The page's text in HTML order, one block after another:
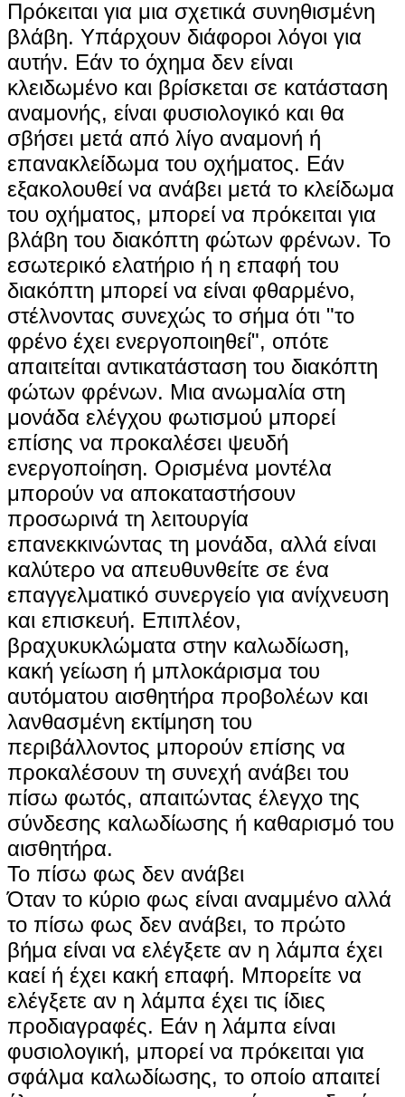
Πρόκειται για μια σχετικά συνηθισμένη
βλάβη. Υπάρχουν διάφοροι λόγοι για
αυτήν. Εάν το όχημα δεν είναι
κλειδωμένο και βρίσκεται σε κατάσταση
αναμονής, είναι φυσιολογικό και θα
σβήσει μετά από λίγο αναμονή ή
επανακλείδωμα του οχήματος. Εάν
εξακολουθεί να ανάβει μετά το κλείδωμα
του οχήματος, μπορεί να πρόκειται για
βλάβη του διακόπτη φώτων φρένων. Το
εσωτερικό ελατήριο ή η επαφή του
διακόπτη μπορεί να είναι φθαρμένο,
στέλνοντας συνεχώς το σήμα ότι "το
φρένο έχει ενεργοποιηθεί", οπότε
απαιτείται αντικατάσταση του διακόπτη
φώτων φρένων. Μια ανωμαλία στη
μονάδα ελέγχου φωτισμού μπορεί
επίσης να προκαλέσει ψευδή
ενεργοποίηση. Ορισμένα μοντέλα
μπορούν να αποκαταστήσουν
προσωρινά τη λειτουργία
επανεκκινώντας τη μονάδα, αλλά είναι
καλύτερο να απευθυνθείτε σε ένα
επαγγελματικό συνεργείο για ανίχνευση
και επισκευή. Επιπλέον,
βραχυκυκλώματα στην καλωδίωση,
κακή γείωση ή μπλοκάρισμα του
αυτόματου αισθητήρα προβολέων και
λανθασμένη εκτίμηση του
περιβάλλοντος μπορούν επίσης να
προκαλέσουν τη συνεχή ανάβει του
πίσω φωτός, απαιτώντας έλεγχο της
σύνδεσης καλωδίωσης ή καθαρισμό του
αισθητήρα.
Το πίσω φως δεν ανάβει
Όταν το κύριο φως είναι αναμμένο αλλά
το πίσω φως δεν ανάβει, το πρώτο
βήμα είναι να ελέγξετε αν η λάμπα έχει
καεί ή έχει κακή επαφή. Μπορείτε να
ελέγξετε αν η λάμπα έχει τις ίδιες
προδιαγραφές. Εάν η λάμπα είναι
φυσιολογική, μπορεί να πρόκειται για
σφάλμα καλωδίωσης, το οποίο απαιτεί